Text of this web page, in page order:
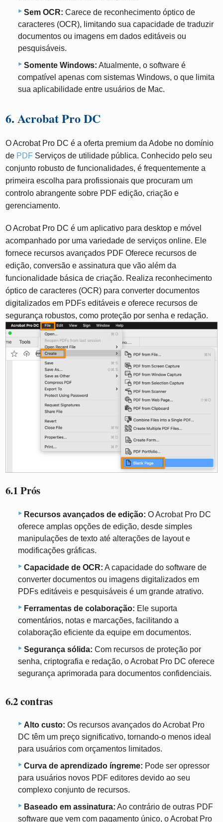
Sem OCR: Carece de reconhecimento óptico de
caracteres (OCR), limitando sua capacidade de traduzir
documentos ou imagens em dados editáveis ​​ou
pesquisáveis.
Somente Windows: Atualmente, o software é
compatível apenas com sistemas Windows, o que limita
sua aplicabilidade entre usuários de Mac.
6. Acrobat Pro DC
O Acrobat Pro DC é a oferta premium da Adobe no domínio
de PDF Serviços de utilidade pública. Conhecido pelo seu
conjunto robusto de funcionalidades, é frequentemente a
primeira escolha para profissionais que procuram um
controlo abrangente sobre PDF edição, criação e
gerenciamento.
O Acrobat Pro DC é um aplicativo para desktop e móvel
acompanhado por uma variedade de serviços online. Ele
fornece recursos avançados PDF Oferece recursos de
edição, conversão e assinatura que vão além da
funcionalidade básica de criação. Realiza reconhecimento
óptico de caracteres (OCR) para converter documentos
digitalizados em PDFs editáveis ​​e oferece recursos de
segurança robustos, como proteção por senha e redação.
6.1 Prós
Recursos avançados de edição: O Acrobat Pro DC
oferece amplas opções de edição, desde simples
manipulações de texto até alterações de layout e
modificações gráficas.
Capacidade de OCR: A capacidade do software de
converter documentos ou imagens digitalizados em
PDFs editáveis ​​e pesquisáveis ​​é um grande atrativo.
Ferramentas de colaboração: Ele suporta
comentários, notas e marcações, facilitando a
colaboração eficiente da equipe em documentos.
Segurança sólida: Com recursos de proteção por
senha, criptografia e redação, o Acrobat Pro DC oferece
segurança aprimorada para documentos confidenciais.
6.2 contras
Alto custo: Os recursos avançados do Acrobat Pro
DC têm um preço significativo, tornando-o menos ideal
para usuários com orçamentos limitados.
Curva de aprendizado íngreme: Pode ser opressor
para usuários novos PDF editores devido ao seu
complexo conjunto de recursos.
Baseado em assinatura: Ao contrário de outras PDF
software que vem com pagamento único, o Acrobat Pro